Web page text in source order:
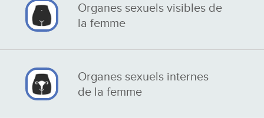
Organes sexuels visibles de
la femme
Organes sexuels internes
de la femme